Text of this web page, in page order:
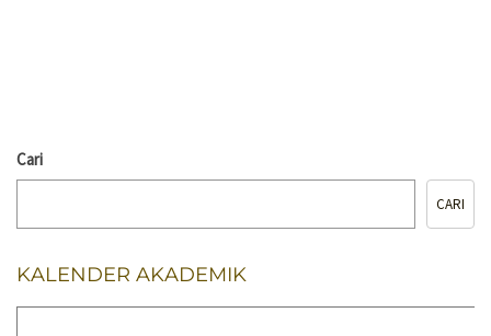
Cari
CARI
KALENDER AKADEMIK